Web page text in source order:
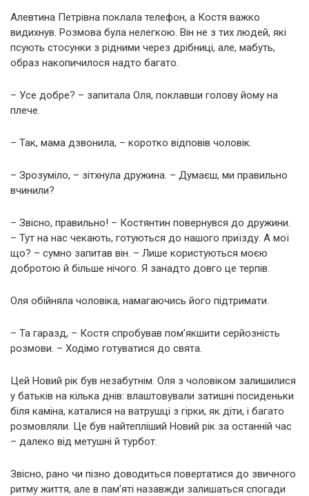
Алевтина Петрівна поклала телефон, а Костя важко
видихнув. Розмова була нелегкою. Він не з тих людей, які
псують стосунки з рідними через дрібниці, але, мабуть,
образ накопичилося надто багато.
– Усе добре? – запитала Оля, поклавши голову йому на
плече.
– Так, мама дзвонила, – коротко відповів чоловік.
– Зрозуміло, – зітхнула дружина. – Думаєш, ми правильно
вчинили?
– Звісно, правильно! – Костянтин повернувся до дружини.
– Тут на нас чекають, готуються до нашого приїзду. А мої
що? – сумно запитав він. – Лише користуються моєю
добротою й більше нічого. Я занадто довго це терпів.
Оля обійняла чоловіка, намагаючись його підтримати.
– Та гаразд, – Костя спробував пом’якшити серйозність
розмови. – Ходімо готуватися до свята.
Цей Новий рік був незабутнім. Оля з чоловіком залишилися
у батьків на кілька днів: влаштовували затишні посиденьки
біля каміна, каталися на ватрушці з гірки, як діти, і багато
розмовляли. Це був найтепліший Новий рік за останній час
– далеко від метушні й турбот.
Звісно, рано чи пізно доводиться повертатися до звичного
ритму життя, але в пам’яті назавжди залишаться спогади